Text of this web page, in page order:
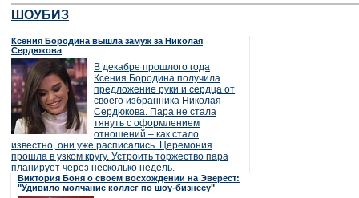
ШОУБИЗ
Ксения Бородина вышла замуж за Николая
Сердюкова
В декабре прошлого года
Ксения Бородина получила
предложение руки и сердца от
своего избранника Николая
Сердюкова. Пара не стала
тянуть с оформлением
отношений – как стало
известно, они уже расписались. Церемония
прошла в узком кругу. Устроить торжество пара
планирует через несколько недель.
Виктория Боня о своем восхождении на Эверест:
"Удивило молчание коллег по шоу-бизнесу"